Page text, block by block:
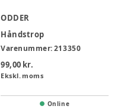
ODDER
Håndstrop
Varenummer:213350
99,00 kr.
Ekskl. moms
Online